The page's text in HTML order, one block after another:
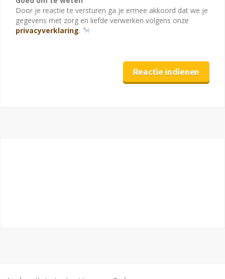
Door je reactie te versturen ga je ermee akkoord dat we je
gegevens met zorg en liefde verwerken volgens onze
privacyverklaring.